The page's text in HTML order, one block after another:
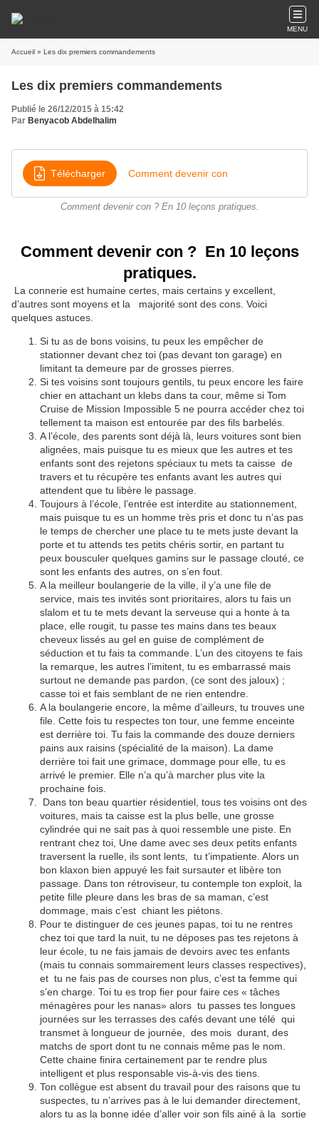
MENU
Accueil » Les dix premiers commandements
Les dix premiers commandements
Publié le 26/12/2015 à 15:42
Par Benyacob Abdelhalim
Télécharger Comment devenir con
Comment devenir con ? En 10 leçons pratiques.
Comment devenir con ? En 10 leçons
pratiques.
La connerie est humaine certes, mais certains y excellent,
d’autres sont moyens et la majorité sont des cons. Voici
quelques astuces.
Si tu as de bons voisins, tu peux les empêcher de
stationner devant chez toi (pas devant ton garage) en
limitant ta demeure par de grosses pierres.
Si tes voisins sont toujours gentils, tu peux encore les faire
chier en attachant un klebs dans ta cour, même si Tom
Cruise de Mission Impossible 5 ne pourra accéder chez toi
tellement ta maison est entourée par des fils barbelés.
A l’école, des parents sont déjà là, leurs voitures sont bien
alignées, mais puisque tu es mieux que les autres et tes
enfants sont des rejetons spéciaux tu mets ta caisse de
travers et tu récupère tes enfants avant les autres qui
attendent que tu libère le passage.
Toujours à l’école, l’entrée est interdite au stationnement,
mais puisque tu es un homme très pris et donc tu n’as pas
le temps de chercher une place tu te mets juste devant la
porte et tu attends tes petits chéris sortir, en partant tu
peux bousculer quelques gamins sur le passage clouté, ce
sont les enfants des autres, on s’en fout.
A la meilleur boulangerie de la ville, il y’a une file de
service, mais tes invités sont prioritaires, alors tu fais un
slalom et tu te mets devant la serveuse qui a honte à ta
place, elle rougit, tu passe tes mains dans tes beaux
cheveux lissés au gel en guise de complément de
séduction et tu fais ta commande. L’un des citoyens te fais
la remarque, les autres l’imitent, tu es embarrassé mais
surtout ne demande pas pardon, (ce sont des jaloux) ;
casse toi et fais semblant de ne rien entendre.
A la boulangerie encore, la même d’ailleurs, tu trouves une
file. Cette fois tu respectes ton tour, une femme enceinte
est derrière toi. Tu fais la commande des douze derniers
pains aux raisins (spécialité de la maison). La dame
derrière toi fait une grimace, dommage pour elle, tu es
arrivé le premier. Elle n’a qu’à marcher plus vite la
prochaine fois.
Dans ton beau quartier résidentiel, tous tes voisins ont des
voitures, mais ta caisse est la plus belle, une grosse
cylindrée qui ne sait pas à quoi ressemble une piste. En
rentrant chez toi, Une dame avec ses deux petits enfants
traversent la ruelle, ils sont lents, tu t’impatiente. Alors un
bon klaxon bien appuyé les fait sursauter et libère ton
passage. Dans ton rétroviseur, tu contemple ton exploit, la
petite fille pleure dans les bras de sa maman, c’est
dommage, mais c’est chiant les piétons.
Pour te distinguer de ces jeunes papas, toi tu ne rentres
chez toi que tard la nuit, tu ne déposes pas tes rejetons à
leur école, tu ne fais jamais de devoirs avec tes enfants
(mais tu connais sommairement leurs classes respectives),
et tu ne fais pas de courses non plus, c’est ta femme qui
s’en charge. Toi tu es trop fier pour faire ces « tâches
ménagères pour les nanas» alors tu passes tes longues
journées sur les terrasses des cafés devant une télé qui
transmet à longueur de journée, des mois durant, des
matchs de sport dont tu ne connais même pas le nom.
Cette chaine finira certainement par te rendre plus
intelligent et plus responsable vis-à-vis des tiens.
Ton collègue est absent du travail pour des raisons que tu
suspectes, tu n’arrives pas à le lui demander directement,
alors tu as la bonne idée d’aller voir son fils ainé à la sortie